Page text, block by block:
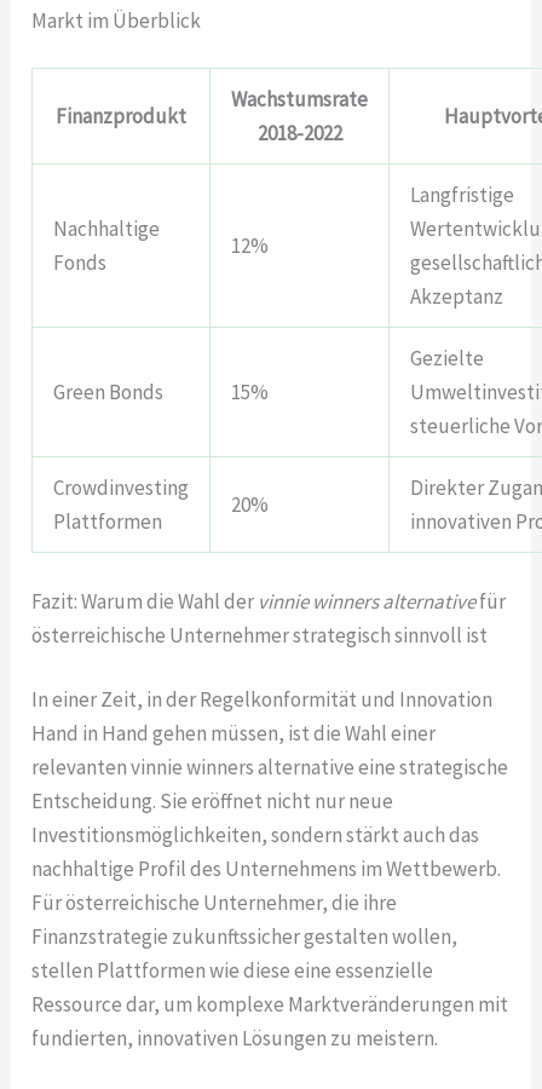
Markt im Überblick
Finanzprodukt
Wachstumsrate
2018-2022
Nachhaltige
Fonds
12%
Langfristige
Akzeptanz
Green Bonds 15%
Gezielte
steuerliche
Crowdinvesting
Plattformen
20%
Direkter
innovativen
Fazit: Warum die Wahl dervinnie winners alternativefür
österreichische Unternehmer strategisch sinnvoll ist
In einer Zeit, in der Regelkonformität und Innovation
Hand in Hand gehen müssen, ist die Wahl einer
relevanten vinnie winners alternative eine strategische
Entscheidung. Sie eröffnet nicht nur neue
Investitionsmöglichkeiten, sondern stärkt auch das
nachhaltige Profil des Unternehmens im Wettbewerb.
Für österreichische Unternehmer, die ihre
Finanzstrategie zukunftssicher gestalten wollen,
stellen Plattformen wie diese eine essenzielle
Ressource dar, um komplexe Marktveränderungen mit
fundierten, innovativen Lösungen zu meistern.